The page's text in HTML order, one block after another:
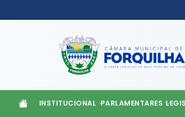
INSTITUCIONAL PARLAMENTARES